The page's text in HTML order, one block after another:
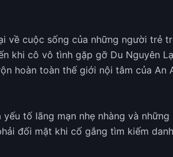
về cuộc sống của những người trẻ
khi cô vô tình gặp gỡ Du Nguyên
hoàn toàn thế giới nội tâm của
tố lãng mạn nhẹ nhàng và
đối mặt khi cố gắng tìm kiếm